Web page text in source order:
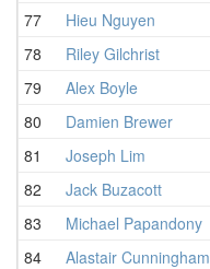
77
Hieu Nguyen
78
Riley Gilchrist
79
Alex Boyle
80
Damien Brewer
81
Joseph Lim
82
Jack Buzacott
83
Michael Papandony
84
Alastair Cunningham